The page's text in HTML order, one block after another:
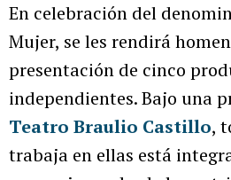
En celebración del
Mujer, se les rendirá
presentación de cinco
independientes. Bajo una
Teatro Braulio Castillo,
trabaja en ellas está